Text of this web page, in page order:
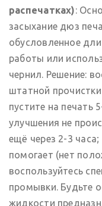
распечатках):
засыхание дюз
обусловленное
работы или
чернил. Решение:
штатной
пустите на печать
улучшения не
ещё через 2-3
помогает (нет
воспользуйтесь
промывки. Будьте
жидкости